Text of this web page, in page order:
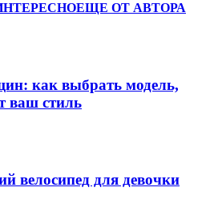
ЕЩЕ ОТ АВТОРА
как выбрать модель,
ваш стиль
велосипед для девочки